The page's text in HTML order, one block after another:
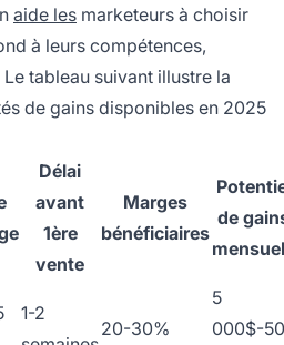
aide les marketeurs à choisir
à leurs compétences,
tableau suivant illustre la
de gains disponibles en 2025
Délai
avant
1ère
vente
Marges
bénéficiaires
de
1-2
20-30%
5
000$-50